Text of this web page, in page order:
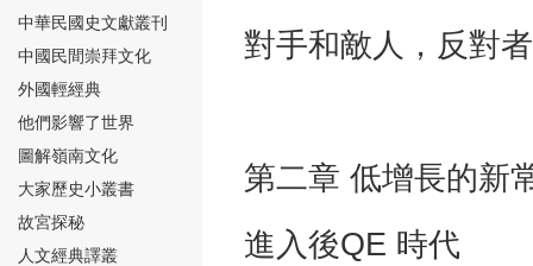
⑯
⑰
中華民國史文獻叢刊
中國民間崇拜文化
外國輕經典
他們影響了世界
圖解嶺南文化
大家歷史小叢書
故宮探秘
人文經典譯叢
對手和敵人，反
第二章 低增長的新
進入後QE